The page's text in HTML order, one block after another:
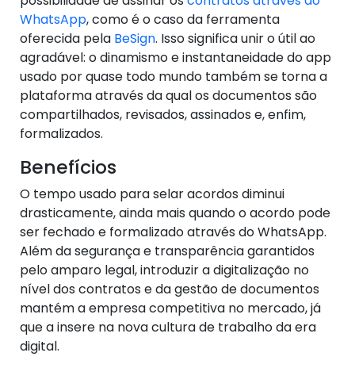
WhatsApp, como é o caso da ferramenta
oferecida pela BeSign. Isso significa unir o útil ao
agradável: o dinamismo e instantaneidade do app
usado por quase todo mundo também se torna a
plataforma através da qual os documentos são
compartilhados, revisados, assinados e, enfim,
formalizados.
Benefícios
O tempo usado para selar acordos diminui
drasticamente, ainda mais quando o acordo pode
ser fechado e formalizado através do WhatsApp.
Além da segurança e transparência garantidos
pelo amparo legal, introduzir a digitalização no
nível dos contratos e da gestão de documentos
mantém a empresa competitiva no mercado, já
que a insere na nova cultura de trabalho da era
digital.